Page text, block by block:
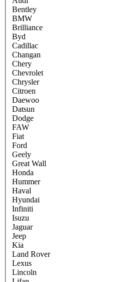
Bentley
BMW
Brilliance
Byd
Cadillac
Changan
Chery
Chevrolet
Chrysler
Citroen
Daewoo
Datsun
Dodge
FAW
Fiat
Ford
Geely
Great Wall
Honda
Hummer
Haval
Hyundai
Infiniti
Isuzu
Jaguar
Jeep
Kia
Land Rover
Lexus
Lincoln